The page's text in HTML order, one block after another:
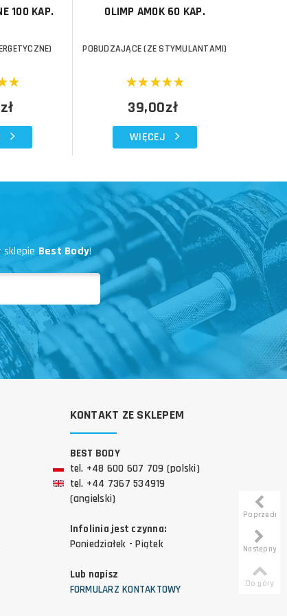
100 KAP. OLIMP AMOK 60 KAP.
POBUDZAJĄCE (ZE STYMULANTAMI)
39,00zł
WIĘCEJ
sklepie Best Body!
KONTAKT ZE SKLEPEM
BEST BODY
tel. +48 600 607 709 (polski)
tel. +44 7367 534919
(angielski)
Infolinia jest czynna:
Poniedziałek - Piątek
Lub napisz
FORMULARZ KONTAKTOWY
Poprzedni
Następny
Do góry